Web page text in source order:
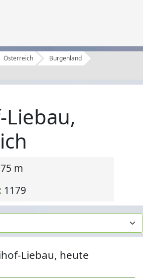
Österreich
Burgenland
m
1179
Liebau, heute